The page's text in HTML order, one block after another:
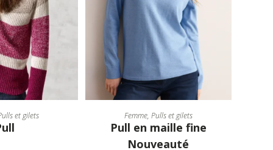
OPTIONS
et gilets CHOIX DES OPTIONS
Femme, Pulls et gilets
Pull en maille fine
Nouveauté